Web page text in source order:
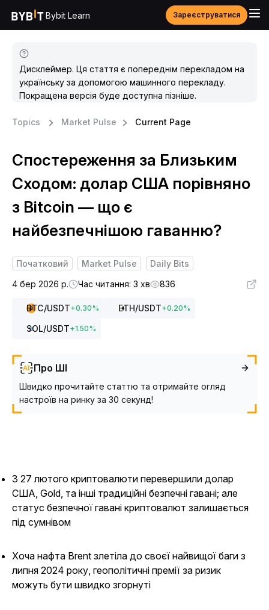
Bybit Learn Зареєструватися
Дисклеймер. Ця стаття є попереднім перекладом на
українську за допомогою машинного перекладу.
Покращена версія буде доступна пізніше.
Topics Market Pulse Current Page
Спостереження за Близьким
Сходом: долар США порівняно
з Bitcoin — що є
найбезпечнішою гаванню?
Початковий Market Pulse
Daily Bits
4 бер 2026 р.
Час читання: 3 хв 836
BTC/USDT+0.30% ETH/USDT+0.20%
SOL/USDT+1.50%
Про ШІ
Швидко прочитайте статтю та отримайте огляд
настроїв на ринку за 30 секунд!
З 27 лютого криптовалюти перевершили долар
США, Gold, та інші традиційні безпечні гавані; але
статус безпечної гавані криптовалют залишається
під сумнівом
Хоча нафта Brent злетіла до своєї найвищої баги з
липня 2024 року, геополітичні премії за ризик
можуть бути швидко згорнуті